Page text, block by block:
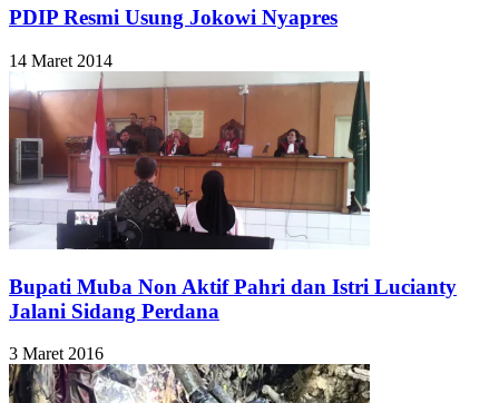
PDIP Resmi Usung Jokowi Nyapres
14 Maret 2014
Bupati Muba Non Aktif Pahri dan Istri Lucianty
Jalani Sidang Perdana
3 Maret 2016